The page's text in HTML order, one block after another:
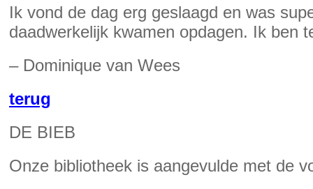
Ik vond de dag erg geslaagd en was
daadwerkelijk kwamen opdagen. Ik ben
– Dominique van Wees
terug
DE BIEB
Onze bibliotheek is aangevulde met de